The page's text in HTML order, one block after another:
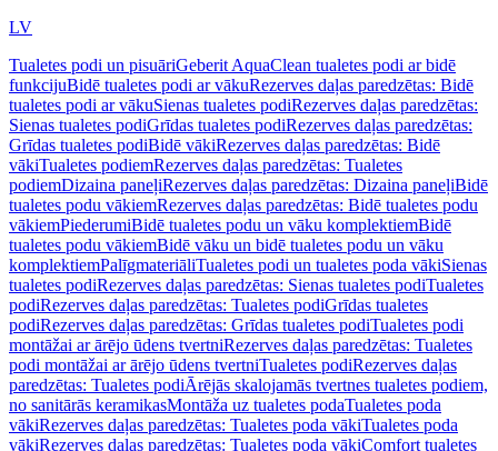
LV
Tualetes podi un pisuāriGeberit AquaClean tualetes podi ar bidē
funkcijuBidē tualetes podi ar vākuRezerves daļas paredzētas: Bidē
tualetes podi ar vākuSienas tualetes podiRezerves daļas paredzētas:
Sienas tualetes podiGrīdas tualetes podiRezerves daļas paredzētas:
Grīdas tualetes podiBidē vākiRezerves daļas paredzētas: Bidē
vākiTualetes podiemRezerves daļas paredzētas: Tualetes
podiemDizaina paneļiRezerves daļas paredzētas: Dizaina paneļiBidē
tualetes podu vākiemRezerves daļas paredzētas: Bidē tualetes podu
vākiemPiederumiBidē tualetes podu un vāku komplektiemBidē
tualetes podu vākiemBidē vāku un bidē tualetes podu un vāku
komplektiemPalīgmateriāliTualetes podi un tualetes poda vākiSienas
tualetes podiRezerves daļas paredzētas: Sienas tualetes podiTualetes
podiRezerves daļas paredzētas: Tualetes podiGrīdas tualetes
podiRezerves daļas paredzētas: Grīdas tualetes podiTualetes podi
montāžai ar ārējo ūdens tvertniRezerves daļas paredzētas: Tualetes
podi montāžai ar ārējo ūdens tvertniTualetes podiRezerves daļas
paredzētas: Tualetes podiĀrējās skalojamās tvertnes tualetes podiem,
no sanitārās keramikasMontāža uz tualetes podaTualetes poda
vākiRezerves daļas paredzētas: Tualetes poda vākiTualetes poda
vākiRezerves daļas paredzētas: Tualetes poda vākiComfort tualetes